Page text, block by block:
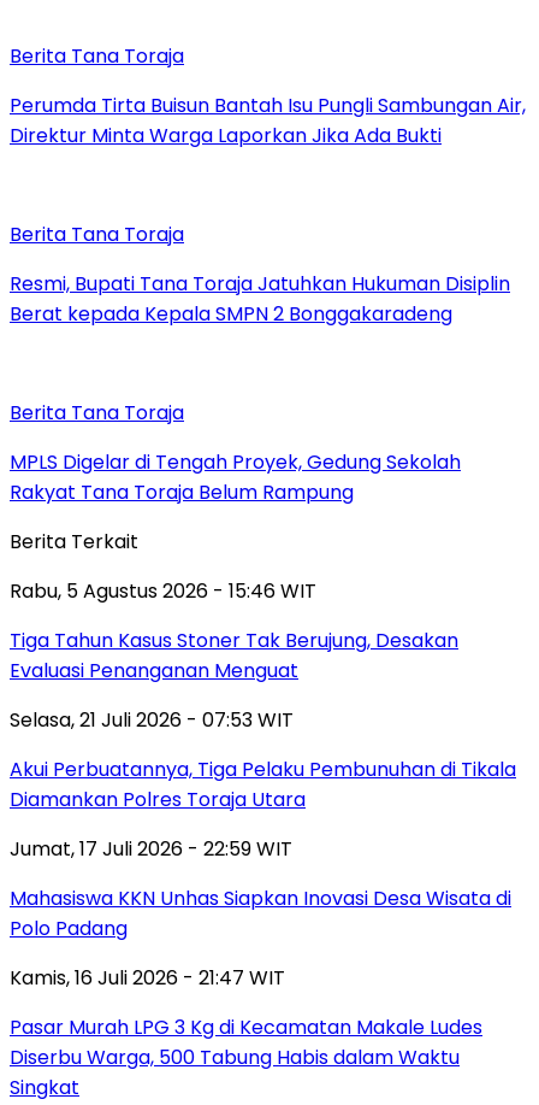
Berita Tana Toraja
Perumda Tirta Buisun Bantah Isu Pungli Sambungan Air,
Direktur Minta Warga Laporkan Jika Ada Bukti
Berita Tana Toraja
Resmi, Bupati Tana Toraja Jatuhkan Hukuman Disiplin
Berat kepada Kepala SMPN 2 Bonggakaradeng
Berita Tana Toraja
MPLS Digelar di Tengah Proyek, Gedung Sekolah
Rakyat Tana Toraja Belum Rampung
Berita Terkait
Rabu, 5 Agustus 2026 - 15:46 WIT
Tiga Tahun Kasus Stoner Tak Berujung, Desakan
Evaluasi Penanganan Menguat
Selasa, 21 Juli 2026 - 07:53 WIT
Akui Perbuatannya, Tiga Pelaku Pembunuhan di Tikala
Diamankan Polres Toraja Utara
Jumat, 17 Juli 2026 - 22:59 WIT
Mahasiswa KKN Unhas Siapkan Inovasi Desa Wisata di
Polo Padang
Kamis, 16 Juli 2026 - 21:47 WIT
Pasar Murah LPG 3 Kg di Kecamatan Makale Ludes
Diserbu Warga, 500 Tabung Habis dalam Waktu
Singkat